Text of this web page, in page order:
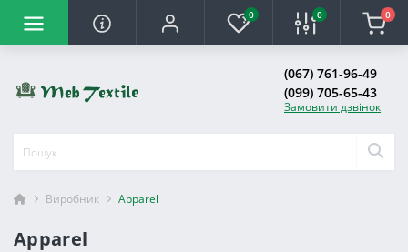
0 0 0
(067) 761-96-49
(099) 705-65-43
Замовити дзвінок
Виробник Apparel
Apparel